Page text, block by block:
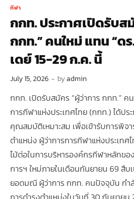
กีฬา
กกท. ประกาศเปิดรับส
กกท.” คนใหม่ แทน “ด
เดย์ 15-29 ก.ค. นี้
July 15, 2026 - byadmin
กกท. เปิดรับสมัคร “ผู้ว่าการ กกท.” ค
การกีฬาแห่งประเทศไทย (กกท.) ได้ป
คุณสมบัติเหมาะสม เพื่อเข้ารับการพิจ
ตำแหน่ง ผู้ว่าการการกีฬาแห่งประเทศ
ไม้ต่อในการบริหารองค์กรกีฬาหลักขอ
การฯ ใหม่ภายในเดือนกันยายน 69 สื
ยอดมณี ผู้ว่าการ กกท. คนปัจจุบัน กำ